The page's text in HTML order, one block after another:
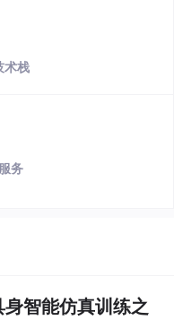
术栈
务
身智能仿真训练之